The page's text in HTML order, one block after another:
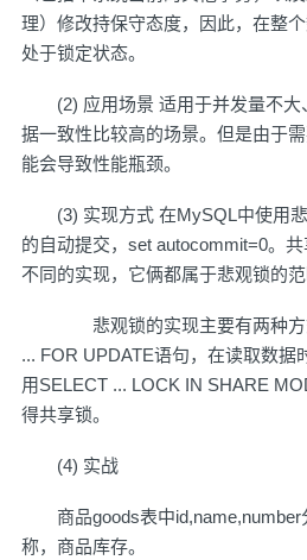
理）修改持保守态度，因此，在整
处于锁定状态。
(2) 应用场景 适用于并发量不大
据一致性比较高的场景。但是由于
能会导致性能瓶颈。
(3) 实现方式 在MySQL中使用悲
的自动提交，set autocommit=0。
不同的实现，它俩都属于悲观锁的范
悲观锁的实现主要有两种方式
... FOR UPDATE语句，在读取数据
用SELECT ... LOCK IN SHARE
得共享锁。
(4) 实战
商品goods表中id,name,number
称，商品库存。